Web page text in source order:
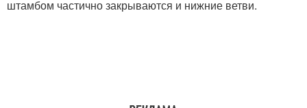
штамбом частично закрываются и нижние ветви.